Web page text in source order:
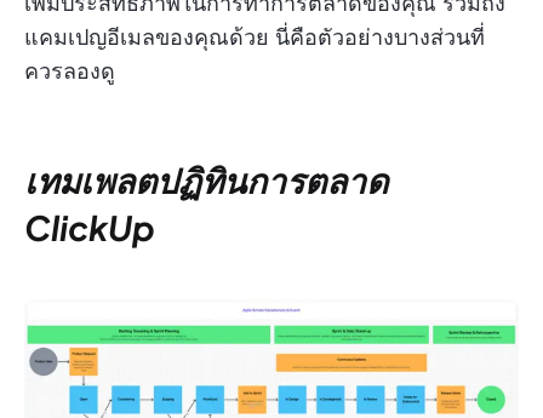
แคมเปญอีเมลของคุณด้วย นี่คือตัวอย่างบางส่วนที่
ควรลองดู
เทมเพลตปฏิทินการตลาด
ClickUp